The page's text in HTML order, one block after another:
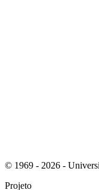
© 1969 - 2026 -
Projeto